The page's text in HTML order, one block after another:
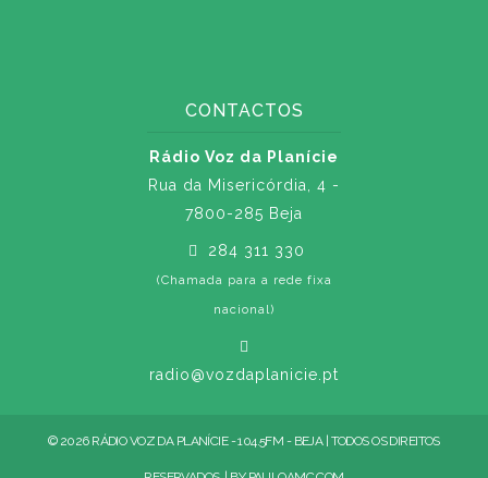
CONTACTOS
Rádio Voz da Planície
Rua da Misericórdia, 4 -
7800-285 Beja
284 311 330
(Chamada para a rede fixa
nacional)
radio@vozdaplanicie.pt
© 2026 RÁDIO VOZ DA PLANÍCIE - 104.5FM - BEJA | TODOS OS DIREITOS